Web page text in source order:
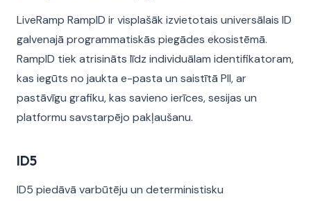
LiveRamp RampID ir visplašāk izvietotais universālais ID
galvenajā programmatiskās piegādes ekosistēmā.
RampID tiek atrisināts līdz individuālam identifikatoram,
kas iegūts no jaukta e-pasta un saistītā PII, ar
pastāvīgu grafiku, kas savieno ierīces, sesijas un
platformu savstarpējo pakļaušanu.
ID5
ID5 piedāvā varbūtēju un deterministisku